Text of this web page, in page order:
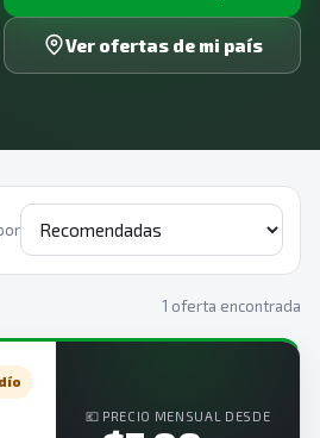
Ver ofertas de mi país
1 oferta encontrada
💶 PRECIO MENSUAL DESDE